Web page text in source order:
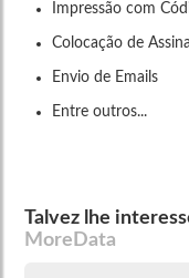
Impressão com
Colocação de
Envio de Emails
Entre outros...
Talvez lhe
MoreData